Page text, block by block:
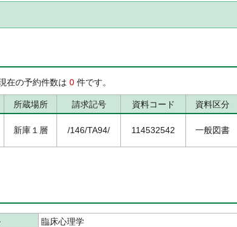
在の予約件数は 0 件です。
所蔵場所 請求記号 資料コード 資料区分
新庫１層 /146/TA94/ 114532542 一般図書
臨床心理学